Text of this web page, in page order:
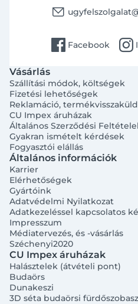
email
facebook Facebook instagram
Vásárlás
Szállítási módok, költségek
Fizetési lehetőségek
Reklamáció,
CU Impex áruházak
Általános Szerződési
Gyakran ismételt kérdések
Fogyasztói elállás
Általános információk
Karrier
Elérhetőségek
Gyártóink
Adatvédelmi Nyilatkozat
Adatkezeléssel kapcsolatos
Impresszum
Médiatervezés, és -vásárlás
Széchenyi2020
CU Impex áruházak
Halásztelek (átvételi pont)
Budaörs
Dunakeszi
3D séta budaörsi